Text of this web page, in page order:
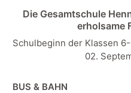
Die Gesamtschule
erholsame
Schulbeginn der Klassen
02.
BUS & BAHN